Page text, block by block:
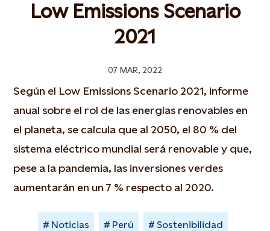
Low Emissions Scenario
2021
07 MAR, 2022
Según el Low Emissions Scenario 2021, informe
anual sobre el rol de las energías renovables en
el planeta, se calcula que al 2050, el 80 % del
sistema eléctrico mundial será renovable y que,
pese a la pandemia, las inversiones verdes
aumentarán en un 7 % respecto al 2020.
Noticias Perú Sostenibilidad